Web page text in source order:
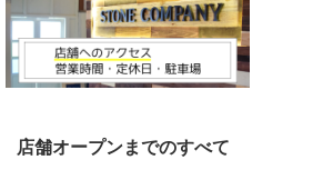
店舗オープンまでのすべて